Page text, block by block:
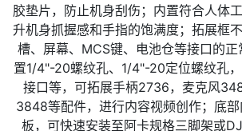
胶垫片，防止机身刮伤；内置符合人体
升机身抓握感和手指的饱满度；拓展框
槽、屏幕、MCS键、电池仓等接口的
置1/4"-20螺纹孔、1/4"-20定位螺纹孔
接口等，可拓展手柄2736，麦克风
3848等配件，进行内容视频创作；底
板，可快速安装至阿卡规格三脚架或